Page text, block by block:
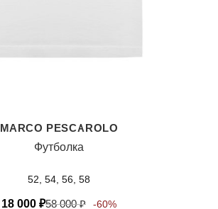
MARCO PESCAROLO
Футболка
52, 54, 56, 58
18 000 ₽58 000₽ -60%